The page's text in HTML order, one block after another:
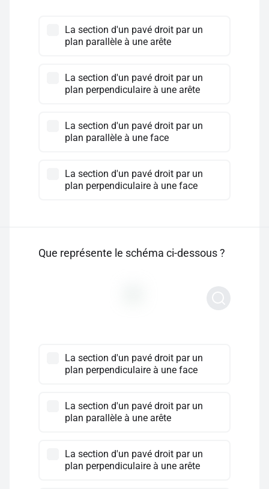
La section d'un pavé droit par un
plan parallèle à une arête
La section d'un pavé droit par un
plan perpendiculaire à une arête
La section d'un pavé droit par un
plan parallèle à une face
La section d'un pavé droit par un
plan perpendiculaire à une face
Que représente le schéma ci-dessous ?
La section d'un pavé droit par un
plan perpendiculaire à une face
La section d'un pavé droit par un
plan parallèle à une arête
La section d'un pavé droit par un
plan perpendiculaire à une arête